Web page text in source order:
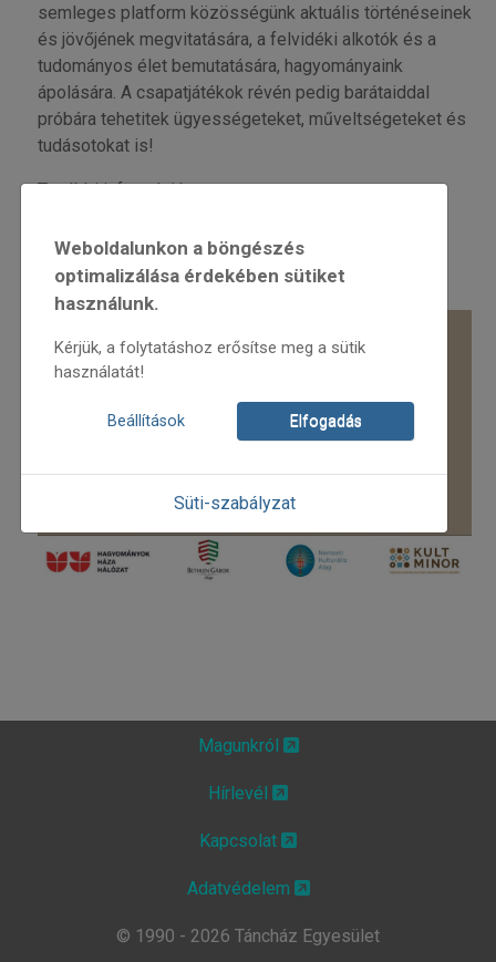
semleges platform közösségünk aktuális történéseinek
és jövőjének megvitatására, a felvidéki alkotók és a
tudományos élet bemutatására, hagyományaink
ápolására. A csapatjátékok révén pedig barátaiddal
próbára tehetitek ügyességeteket, műveltségeteket és
tudásotokat is!
További információ:
Weboldalunkon a böngészés
optimalizálása érdekében sütiket
használunk.
Kérjük, a folytatáshoz erősítse meg a sütik
használatát!
Beállítások Elfogadás
Süti-szabályzat
Magunkról
Hírlevél
Kapcsolat
Adatvédelem
© 1990 - 2026 Táncház Egyesület